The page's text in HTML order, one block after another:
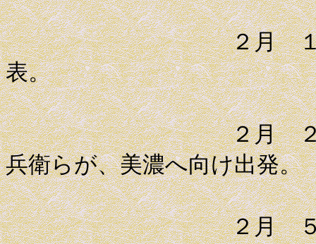
２月 １日 薩摩
表。
２月 ２日 江戸
兵衛らが、美濃へ向け出発。
２月